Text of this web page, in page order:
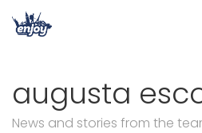
augusta
News and stories from the